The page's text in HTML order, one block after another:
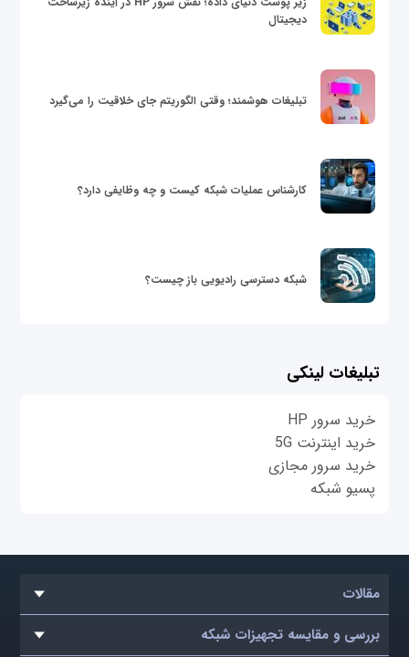
دیجیتال
تبلیغات هوشمند؛ وقتی الگوریتم جای خلاقیت را می‌گیرد
کارشناس عملیات شبکه کیست و چه وظایفی دارد؟
شبکه دسترسی رادیویی باز چیست؟
تبلیغات لینکی
خرید سرور HP
خرید اینترنت 5G
خرید سرور مجازی
پسیو شبکه
مقالات
بررسی و مقایسه تجهیزات شبکه